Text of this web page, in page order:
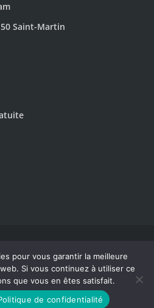
Saint-Martin
COMPAGNIE 90 rue de Cul de
- Tous droits réservés. -
POUR LA SANTÉ. À
AVEC MODÉRATION.
pour vous garantir la meilleure
Si vous continuez à utiliser ce
que vous en êtes satisfait.
de confidentialité